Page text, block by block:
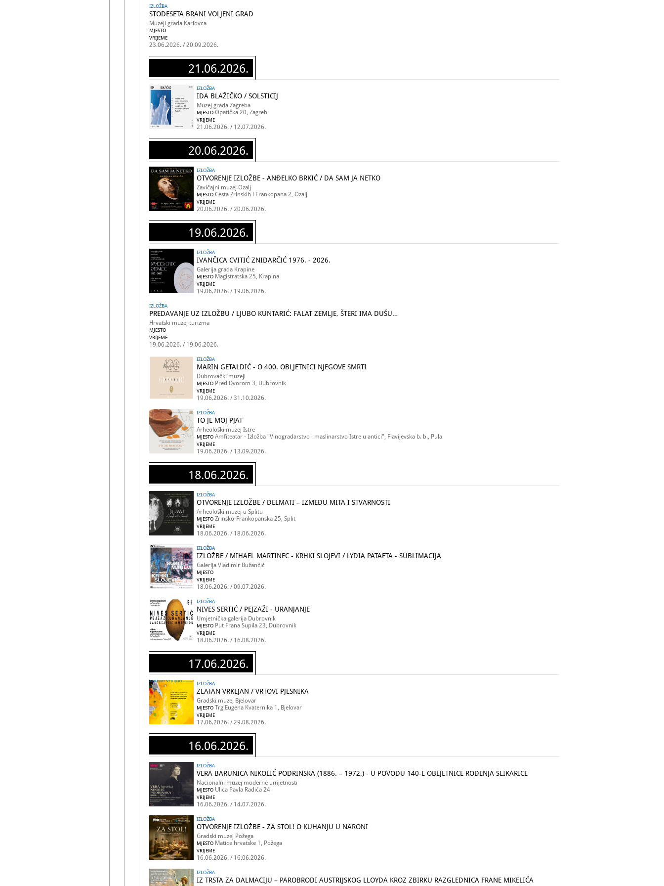
IZLOŽBA
STODESETA BRANI VOLJENI GRAD
Muzeji grada Karlovca
MJESTO
VRIJEME
23.06.2026. / 20.09.2026.
21.06.2026.
IZLOŽBA
IDA BLAŽIČKO / SOLSTICIJ
Muzej grada Zagreba
MJESTO Opatička 20, Zagreb
VRIJEME
21.06.2026. / 12.07.2026.
20.06.2026.
IZLOŽBA
OTVORENJE IZLOŽBE - ANĐELKO BRKIĆ / DA SAM JA NETKO
Zavičajni muzej Ozalj
MJESTO Cesta Zrinskih i Frankopana 2, Ozalj
VRIJEME
20.06.2026. / 20.06.2026.
19.06.2026.
IZLOŽBA
IVANČICA CVITIĆ ZNIDARČIĆ 1976. - 2026.
Galerija grada Krapine
MJESTO Magistratska 25, Krapina
VRIJEME
19.06.2026. / 19.06.2026.
IZLOŽBA
PREDAVANJE UZ IZLOŽBU / LJUBO KUNTARIĆ: FALAT ZEMLJE, ŠTERI IMA DUŠU…
Hrvatski muzej turizma
MJESTO
VRIJEME
19.06.2026. / 19.06.2026.
IZLOŽBA
MARIN GETALDIĆ - O 400. OBLJETNICI NJEGOVE SMRTI
Dubrovački muzeji
MJESTO Pred Dvorom 3, Dubrovnik
VRIJEME
19.06.2026. / 31.10.2026.
IZLOŽBA
TO JE MOJ PJAT
Arheološki muzej Istre
MJESTO Amfiteatar - Izložba "Vinogradarstvo i maslinarstvo Istre u antici", Flavijevska b. b., Pula
VRIJEME
19.06.2026. / 13.09.2026.
18.06.2026.
IZLOŽBA
OTVORENJE IZLOŽBE / DELMATI – IZMEĐU MITA I STVARNOSTI
Arheološki muzej u Splitu
MJESTO Zrinsko-Frankopanska 25, Split
VRIJEME
18.06.2026. / 18.06.2026.
IZLOŽBA
IZLOŽBE / MIHAEL MARTINEC - KRHKI SLOJEVI / LYDIA PATAFTA - SUBLIMACIJA
Galerija Vladimir Bužančić
MJESTO
VRIJEME
18.06.2026. / 09.07.2026.
IZLOŽBA
NIVES SERTIĆ / PEJZAŽI - URANJANJE
Umjetnička galerija Dubrovnik
MJESTO Put Frana Supila 23, Dubrovnik
VRIJEME
18.06.2026. / 16.08.2026.
17.06.2026.
IZLOŽBA
ZLATAN VRKLJAN / VRTOVI PJESNIKA
Gradski muzej Bjelovar
MJESTO Trg Eugena Kvaternika 1, Bjelovar
VRIJEME
17.06.2026. / 29.08.2026.
16.06.2026.
IZLOŽBA
VERA BARUNICA NIKOLIĆ PODRINSKA (1886. – 1972.) - U POVODU 140-E OBLJETNICE ROĐENJA SLIKARICE
Nacionalni muzej moderne umjetnosti
MJESTO Ulica Pavla Radića 24
VRIJEME
16.06.2026. / 14.07.2026.
IZLOŽBA
OTVORENJE IZLOŽBE - ZA STOL! O KUHANJU U NARONI
Gradski muzej Požega
MJESTO Matice hrvatske 1, Požega
VRIJEME
16.06.2026. / 16.06.2026.
IZLOŽBA
IZ TRSTA ZA DALMACIJU – PAROBRODI AUSTRIJSKOG LLOYDA KROZ ZBIRKU RAZGLEDNICA FRANE MIKELIĆA